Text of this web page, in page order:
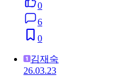
0
6
0
김재숙
26.03.23